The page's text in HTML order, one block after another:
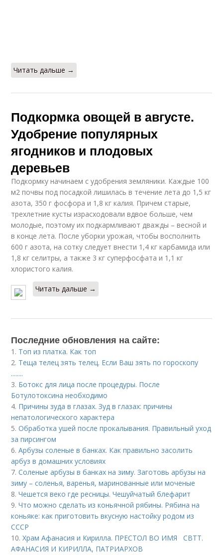
Читать дальше →
Подкормка овощей в августе.
Удобрение популярных
ягодников и плодовых
деревьев
Подкормку начинаем с удобрения земляники. Каждые 100
м2 почвы под посадкой лишилась в течение лета до 1,5 кг
азота, 350 г фосфора и 1,8 кг калия. Причем старые,
трехлетние кусты израсходовали вдвое больше, чем
молодые, поэтому их подкармливают дважды – весной и
в конце лета. После уборки урожая, чтобы восполнить
600 г азота, на сотку следует внести 1,4 кг карбамида или
1,8 кг селитры, а также 3 кг суперфосфата и 1,1 кг
хлористого калия.
Читать дальше →
Последние обновления на сайте:
1. Топ из платка. Как топ
2. Теща телец зять телец. Если Ваш зять по гороскопу
........
3. Ботокс для лица после процедуры. После
Ботулотоксина необходимо
4. Причины зуда в глазах. Зуд в глазах: причины
непатологического характера
5.Обработка ушей после прокалывания. Правильный уход
за пирсингом
6.Арбузы соленые в банках. Как правильно засолить
арбуз в домашних условиях
7.Соленые арбузы в банках на зиму. Заготовь арбузы на
зиму – соленья, варенья, маринованные или моченые
8.Чешется веко где ресницы. Чешуйчатый блефарит
9.Что можно сделать из коньячной рябины. Рябина на
коньяке: как приготовить вкусную настойку родом из
СССР
10.Храм Афанасия и Кирилла. ПРЕСТОЛ ВО ИМЯ СВТТ.
АФАНАСИЯ И КИРИЛЛА, ПАТРИАРХОВ